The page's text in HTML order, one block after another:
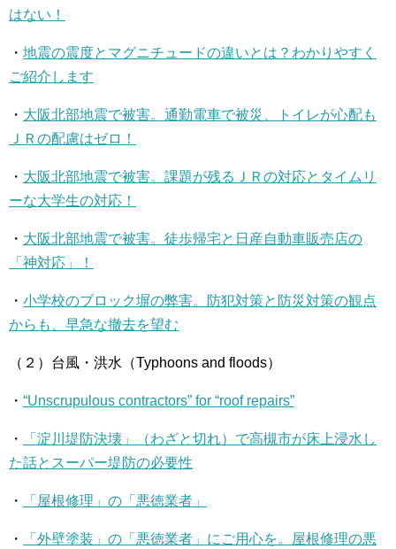
はない！
・ 地震の震度とマグニチュードの違いとは？わかりやすく
ご紹介します
・ 大阪北部地震で被害。通勤電車で被災、トイレが心配も
ＪＲの配慮はゼロ！
・ 大阪北部地震で被害。課題が残るＪＲの対応とタイムリ
ーな大学生の対応！
・ 大阪北部地震で被害。徒歩帰宅と日産自動車販売店の
「神対応」！
・ 小学校のブロック塀の弊害。防犯対策と防災対策の観点
からも、早急な撤去を望む
（２）台風・洪水（Typhoons and floods）
・ “Unscrupulous contractors” for “roof repairs”
・
「淀川堤防決壊」（わざと切れ）で高槻市が床上浸水し
た話とスーパー堤防の必要性
・ 「屋根修理」の「悪徳業者」
・
「外壁塗装」の「悪徳業者」にご用心を。屋根修理の悪